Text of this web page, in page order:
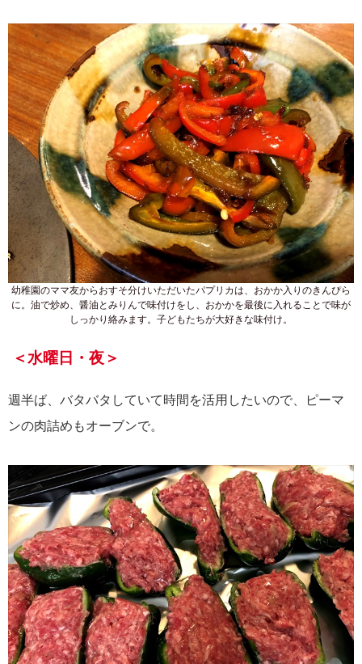
幼稚園のママ友からおすそ分けいただいたパプリカは、おかか入りのきんぴら
に。油で炒め、醤油とみりんで味付けをし、おかかを最後に入れることで味が
しっかり絡みます。子どもたちが大好きな味付け。
＜水曜日・夜＞
週半ば、バタバタしていて時間を活用したいので、ピーマ
ンの肉詰めもオーブンで。